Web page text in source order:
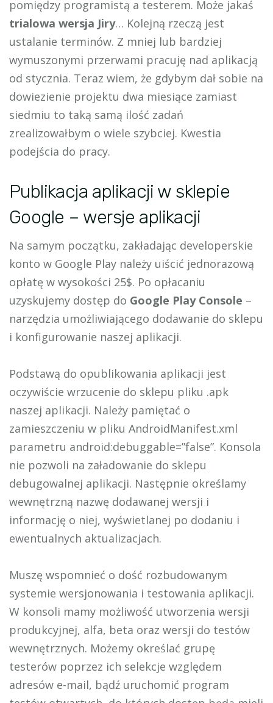
pomiędzy programistą a testerem. Może jakaś
trialowa wersja Jiry… Kolejną rzeczą jest
ustalanie terminów. Z mniej lub bardziej
wymuszonymi przerwami pracuję nad aplikacją
od stycznia. Teraz wiem, że gdybym dał sobie na
dowiezienie projektu dwa miesiące zamiast
siedmiu to taką samą ilość zadań
zrealizowałbym o wiele szybciej. Kwestia
podejścia do pracy.
Publikacja aplikacji w sklepie
Google – wersje aplikacji
Na samym początku, zakładając developerskie
konto w Google Play należy uiścić jednorazową
opłatę w wysokości 25$. Po opłacaniu
uzyskujemy dostęp do Google Play Console –
narzędzia umożliwiającego dodawanie do sklepu
i konfigurowanie naszej aplikacji.
Podstawą do opublikowania aplikacji jest
oczywiście wrzucenie do sklepu pliku .apk
naszej aplikacji. Należy pamiętać o
zamieszczeniu w pliku AndroidManifest.xml
parametru android:debuggable=”false”. Konsola
nie pozwoli na załadowanie do sklepu
debugowalnej aplikacji. Następnie określamy
wewnętrzną nazwę dodawanej wersji i
informację o niej, wyświetlanej po dodaniu i
ewentualnych aktualizacjach.
Muszę wspomnieć o dość rozbudowanym
systemie wersjonowania i testowania aplikacji.
W konsoli mamy możliwość utworzenia wersji
produkcyjnej, alfa, beta oraz wersji do testów
wewnętrznych. Możemy określać grupę
testerów poprzez ich selekcje względem
adresów e-mail, bądź uruchomić program